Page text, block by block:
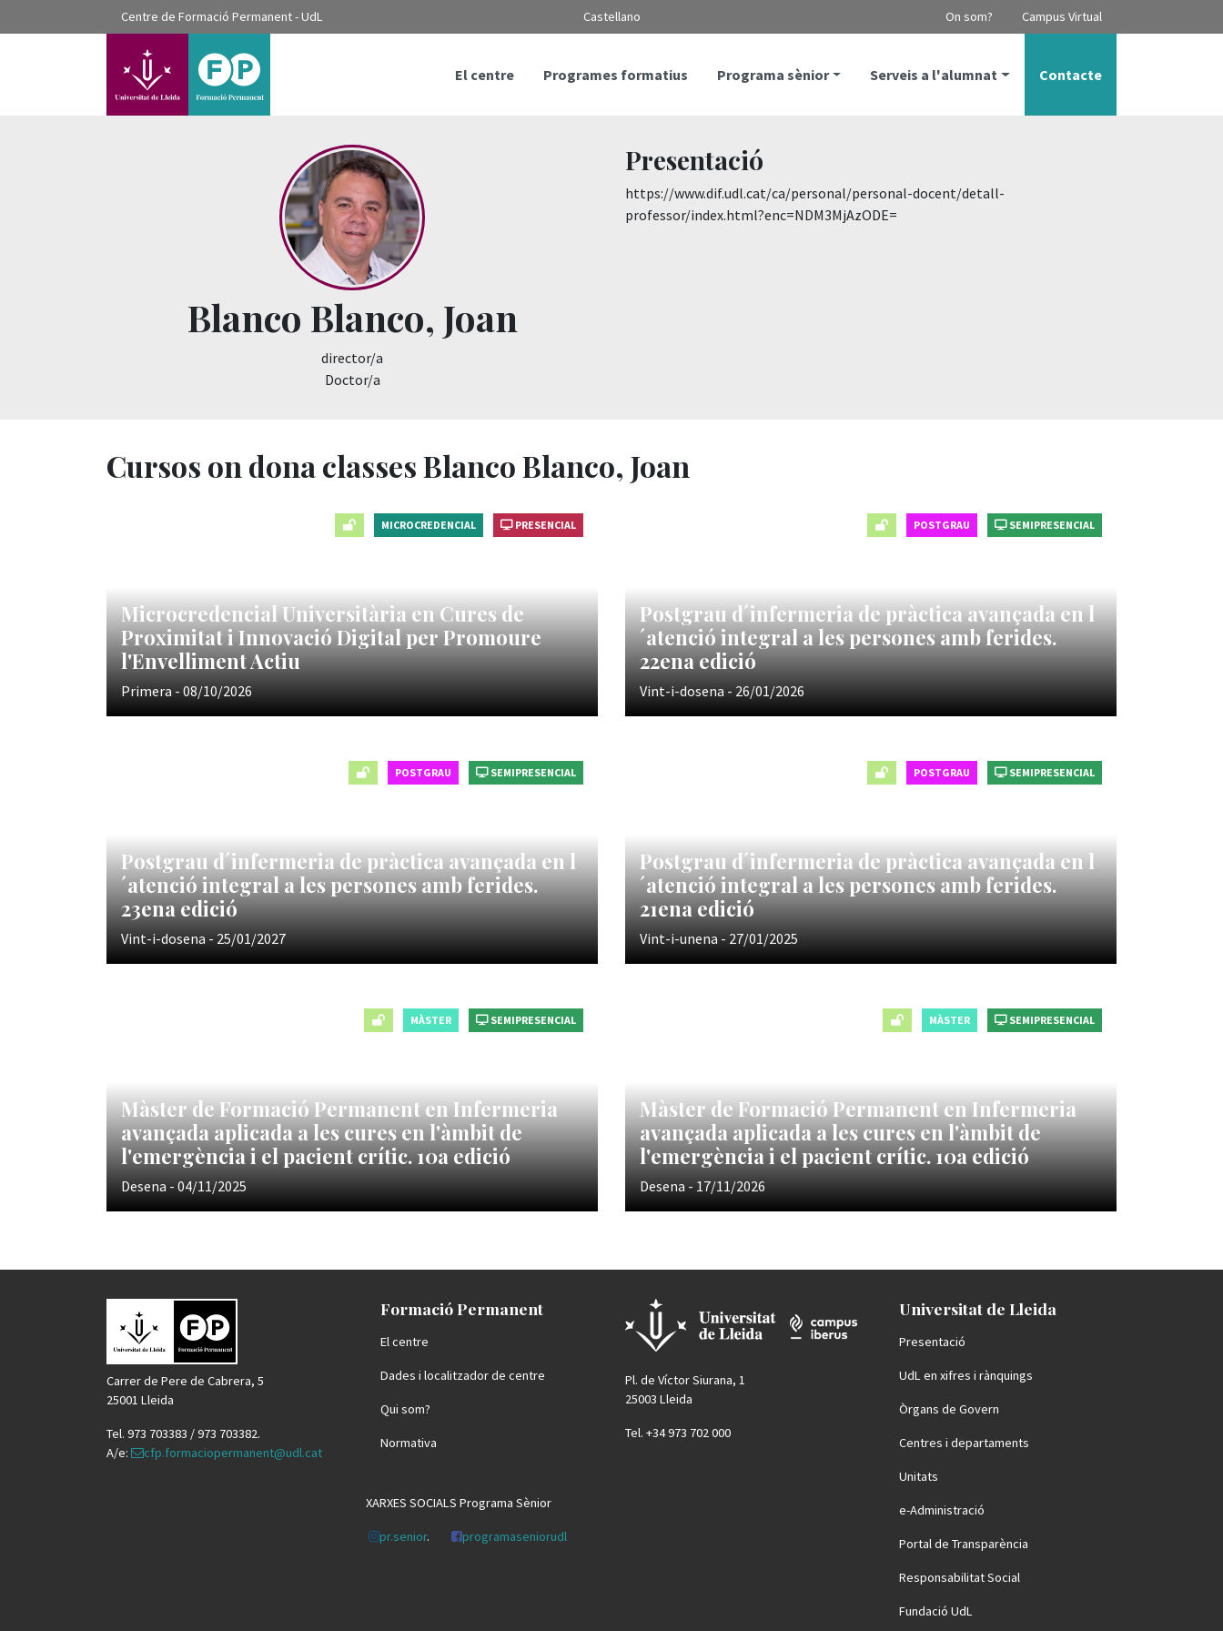
???label.access.jump.content???
???label.access.jump.header???
???label.access.jump.footer???
???label.access.jump.menu???
Centre de Formació Permanent - UdL Castellano On som? Campus Virtual
El centre Programes formatius Programa sènior Serveis a l'alumnat Contacte
Blanco Blanco, Joan
director/a
Doctor/a
Presentació
https://www.dif.udl.cat/ca/personal/personal-docent/detall-
professor/index.html?enc=NDM3MjAzODE=
Cursos on dona classes Blanco Blanco, Joan
MICROCREDENCIAL PRESENCIAL
Microcredencial Universitària en Cures de
Proximitat i Innovació Digital per Promoure
l'Envelliment Actiu
Primera - 08/10/2026
POSTGRAU SEMIPRESENCIAL
Postgrau d´infermeria de pràctica avançada en l
´atenció integral a les persones amb ferides.
22ena edició
Vint-i-dosena - 26/01/2026
POSTGRAU SEMIPRESENCIAL
Postgrau d´infermeria de pràctica avançada en l
´atenció integral a les persones amb ferides.
23ena edició
Vint-i-dosena - 25/01/2027
POSTGRAU SEMIPRESENCIAL
Postgrau d´infermeria de pràctica avançada en l
´atenció integral a les persones amb ferides.
21ena edició
Vint-i-unena - 27/01/2025
MÀSTER SEMIPRESENCIAL
Màster de Formació Permanent en Infermeria
avançada aplicada a les cures en l'àmbit de
l'emergència i el pacient crític. 10a edició
Desena - 04/11/2025
MÀSTER SEMIPRESENCIAL
Màster de Formació Permanent en Infermeria
avançada aplicada a les cures en l'àmbit de
l'emergència i el pacient crític. 10a edició
Desena - 17/11/2026
Carrer de Pere de Cabrera, 5
25001 Lleida
Tel. 973 703383 / 973 703382.
A/e:
cfp.formaciopermanent@udl.cat
Formació Permanent
El centre
Dades i localitzador de centre
Qui som?
Normativa
XARXES SOCIALS Programa Sènior
pr.senior. programaseniorudl
Pl. de Víctor Siurana, 1
25003 Lleida
Tel. +34 973 702 000
Universitat de Lleida
Presentació
UdL en xifres i rànquings
Òrgans de Govern
Centres i departaments
Unitats
e-Administració
Portal de Transparència
Responsabilitat Social
Fundació UdL